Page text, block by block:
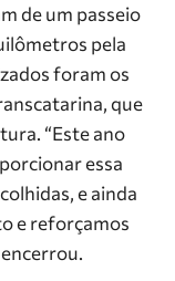
de um passeio
pela
foram os
que
“Este ano
essa
e ainda
e reforçamos